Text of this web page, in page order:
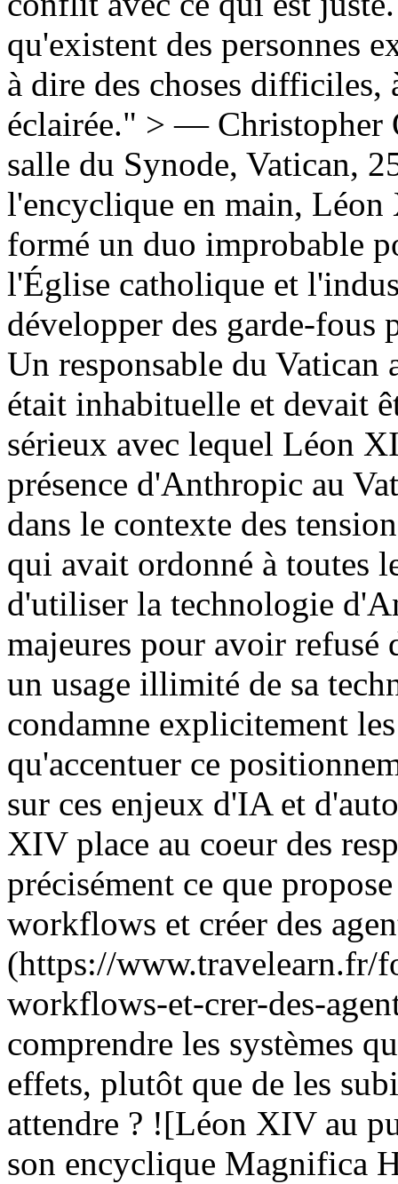
qu'existent des personnes
à dire des choses difficiles,
éclairée." > — Christopher
salle du Synode, Vatican,
l'encyclique en main, Léon
formé un duo improbable
l'Église catholique et
développer des garde-
Un responsable du
était inhabituelle et devait
sérieux avec lequel Léon
présence d'Anthropic au
dans le contexte des
qui avait ordonné à toutes
d'utiliser la technologie
majeures pour avoir refusé
un usage illimité de sa
condamne explicitement
qu'accentuer ce
sur ces enjeux d'IA et
XIV place au coeur des
précisément ce que
workflows et créer des
(https://www.travelearn.fr/
workflows-et-crer-des-
comprendre les systèmes
effets, plutôt que de les
attendre ? ![Léon XIV au
son encyclique Magnifica